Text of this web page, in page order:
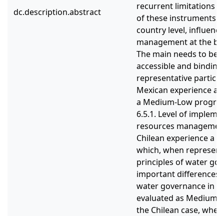
dc.description.abstract
recurrent limitations
of these instruments
country level,
management at the
The main needs to be
accessible and
representative
Mexican experience
a Medium-Low
6.5.1. Level of
resources
Chilean experience a
which, when
principles of water
important differences
water governance in
evaluated as Medium-
the Chilean case,